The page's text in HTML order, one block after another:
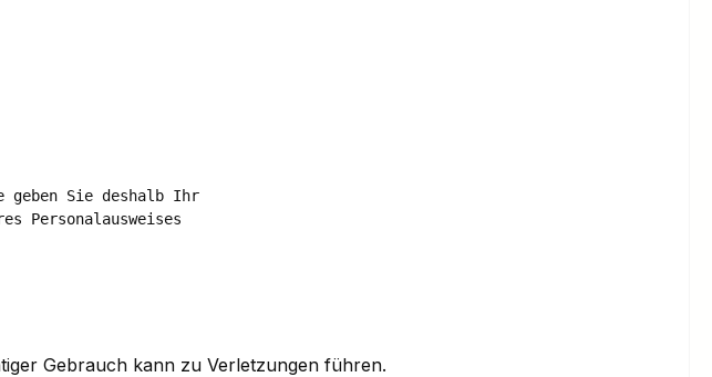
Sie deshalb Ihr
Personalausweises
Gebrauch kann zu Verletzungen führen.